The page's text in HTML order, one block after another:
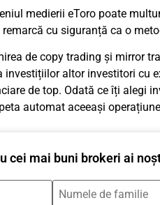
medierii eToro poate
cu siguranță ca o
de copy trading și mirror
investițiilor altor investitori cu
de top. Odată ce îți alegi
automat aceeași
cei mai buni brokeri ai